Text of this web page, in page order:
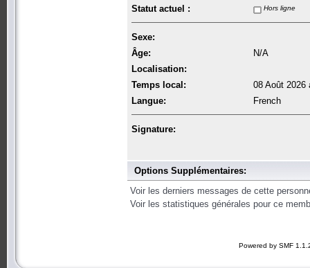
Statut actuel :
Hors ligne
Sexe:
Âge:
N/A
Localisation:
Temps local:
08 Août 2026
Langue:
French
Signature:
Options Supplémentaires:
Voir les derniers messages de cette
Voir les statistiques générales pour ce
Powered by SMF